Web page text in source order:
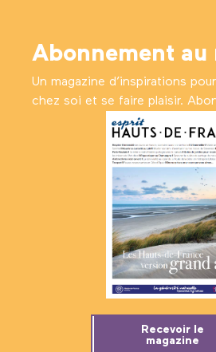
Abonnement au
Un magazine d’inspirations
chez soi et se faire plaisir.
Recevoir le
magazine